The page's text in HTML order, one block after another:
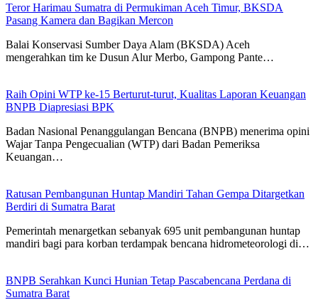
Teror Harimau Sumatra di Permukiman Aceh Timur, BKSDA
Pasang Kamera dan Bagikan Mercon
Balai Konservasi Sumber Daya Alam (BKSDA) Aceh
mengerahkan tim ke Dusun Alur Merbo, Gampong Pante…
Raih Opini WTP ke-15 Berturut-turut, Kualitas Laporan Keuangan
BNPB Diapresiasi BPK
Badan Nasional Penanggulangan Bencana (BNPB) menerima opini
Wajar Tanpa Pengecualian (WTP) dari Badan Pemeriksa
Keuangan…
Ratusan Pembangunan Huntap Mandiri Tahan Gempa Ditargetkan
Berdiri di Sumatra Barat
Pemerintah menargetkan sebanyak 695 unit pembangunan huntap
mandiri bagi para korban terdampak bencana hidrometeorologi di…
BNPB Serahkan Kunci Hunian Tetap Pascabencana Perdana di
Sumatra Barat